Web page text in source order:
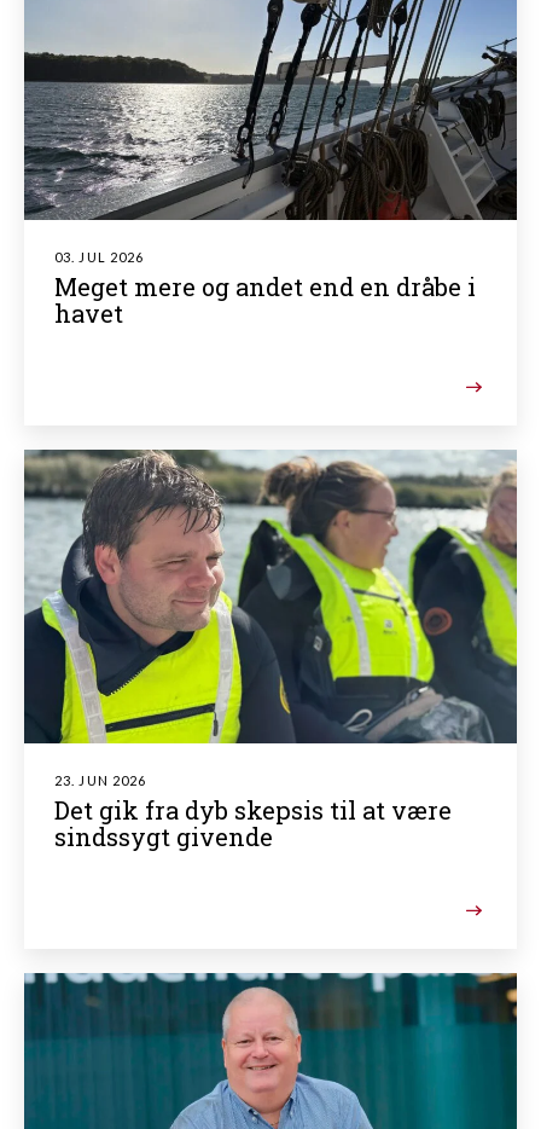
03. JUL 2026
Meget mere og andet end en dråbe i
havet
23. JUN 2026
Det gik fra dyb skepsis til at være
sindssygt givende